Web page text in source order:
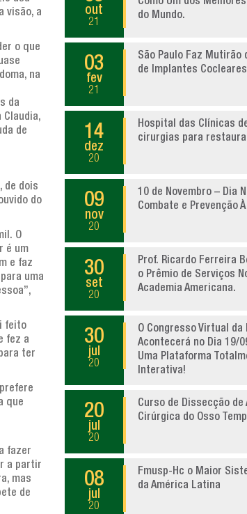
visão, a
o que
na
da
Claudia,
de
de dois
do
O
é um
e faz
uma
feito
fez a
ter
que
fazer
a partir
mas
de
out
21
do Mundo.
03
fev
21
São Paulo Faz Mutirão
de Implantes Cocleares
14
dez
20
Hospital das Clínicas
cirurgias para
09
nov
20
10 de Novembro – Dia
Combate e Prevenção
30
set
20
Prof. Ricardo Ferreira
o Prêmio de Serviços
Academia Americana.
30
jul
20
O Congresso Virtual da
Acontecerá no Dia 19/
Uma Plataforma
Interativa!
20
jul
20
Curso de Dissecção de
Cirúrgica do Osso
08
jul
20
Fmusp-Hc o Maior
da América Latina